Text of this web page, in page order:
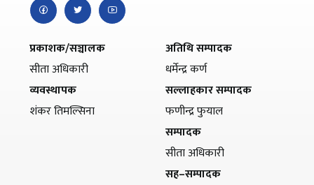
प्रकाशक/सञ्चालक
सीता अधिकारी
व्यवस्थापक
शंकर तिमल्सिना
अतिथि सम्पादक
धर्मेन्द्र कर्ण
सल्लाहकार सम्पादक
फणीन्द्र फुयाल
सम्पादक
सीता अधिकारी
सह–सम्पादक